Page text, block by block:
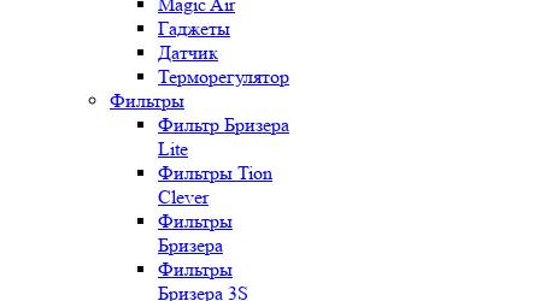
Гаджеты
Датчик
Терморегулятор
Фильтры
Фильтр Бризера
Lite
Фильтры Tion
Clever
Фильтры
Бризера
Фильтры
Бризера 3S